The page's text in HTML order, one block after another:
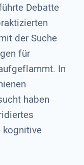
Debatte
der Suche
für
In
haben
kognitive